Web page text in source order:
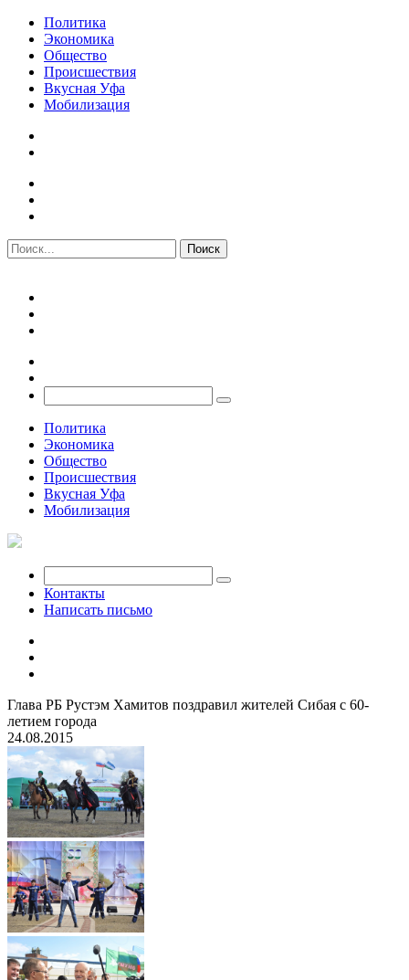
Политика
Экономика
Общество
Происшествия
Вкусная Уфа
Мобилизация
Политика
Экономика
Общество
Происшествия
Вкусная Уфа
Мобилизация
Контакты
Написать письмо
Глава РБ Рустэм Хамитов поздравил жителей Сибая с 60-
летием города
24.08.2015